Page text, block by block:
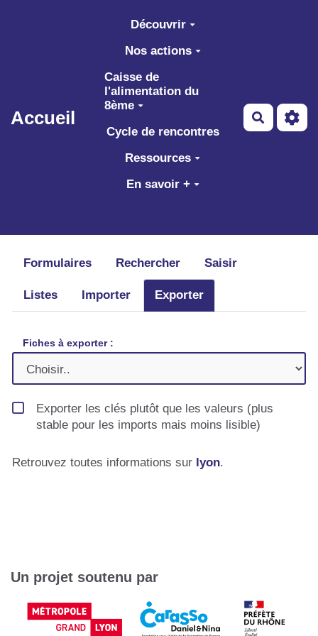
Aller au contenu principal
Accueil
Découvrir
Nos actions
Caisse de
l'alimentation du
8ème
Cycle de rencontres
Ressources
En savoir +
Formulaires Rechercher Saisir
Listes Importer Exporter
Fiches à exporter :
Exporter les clés plutôt que les valeurs (plus
stable pour les imports mais moins lisible)
Retrouvez toutes informations sur lyon.
Un projet soutenu par